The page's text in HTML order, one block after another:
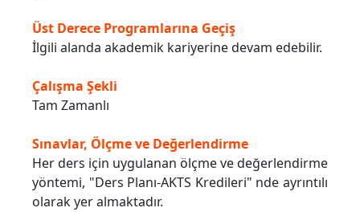
Üst Derece Programlarına Geçiş
İlgili alanda akademik kariyerine devam edebilir.
Çalışma Şekli
Tam Zamanlı
Sınavlar, Ölçme ve Değerlendirme
Her ders için uygulanan ölçme ve değerlendirme
yöntemi, "Ders Planı-AKTS Kredileri" nde ayrıntılı
olarak yer almaktadır.